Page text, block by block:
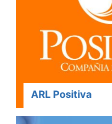
ARL Positiva